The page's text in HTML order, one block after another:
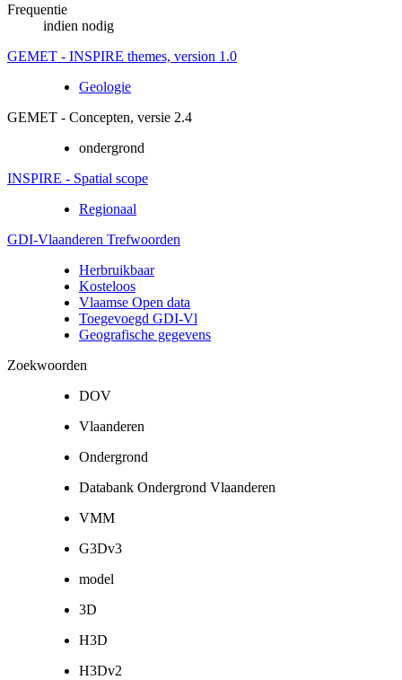
Frequentie
indien nodig
GEMET - INSPIRE themes, version 1.0
Geologie
GEMET - Concepten, versie 2.4
ondergrond
INSPIRE - Spatial scope
Regionaal
GDI-Vlaanderen Trefwoorden
Herbruikbaar
Kosteloos
Vlaamse Open data
Toegevoegd GDI-Vl
Geografische gegevens
Zoekwoorden
DOV
Vlaanderen
Ondergrond
Databank Ondergrond Vlaanderen
VMM
G3Dv3
model
3D
H3D
H3Dv2